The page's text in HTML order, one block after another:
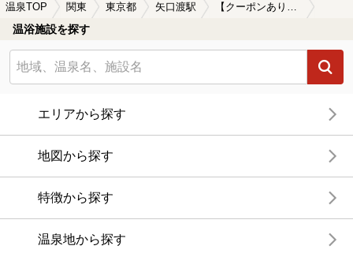
温泉TOP 関東 東京都 矢口渡駅 【クーポンあり】駅近（徒歩10分以内）の矢口渡駅近くの温泉、日帰り温泉、スーパー銭湯おすすめ
温浴施設を探す
エリアから探す
地図から探す
特徴から探す
温泉地から探す